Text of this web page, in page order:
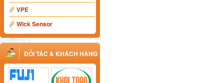
VPE
Wick Sensor
ĐỐI TÁC & KHÁCH HÀNG